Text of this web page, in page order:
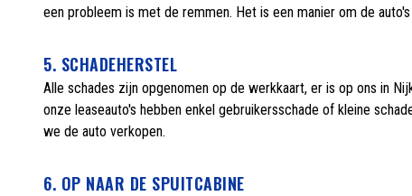
een probleem is met de remmen. Het is een manier om de
5. SCHADEHERSTEL
Alle schades zijn opgenomen op de werkkaart, er is op ons in
onze leaseauto's hebben enkel gebruikersschade of kleine
we de auto verkopen.
6. OP NAAR DE SPUITCABINE